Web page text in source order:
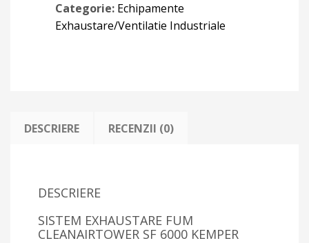
Categorie: Echipamente
Exhaustare/Ventilatie Industriale
DESCRIERE RECENZII (0)
DESCRIERE
SISTEM EXHAUSTARE FUM
CLEANAIRTOWER SF 6000 KEMPER